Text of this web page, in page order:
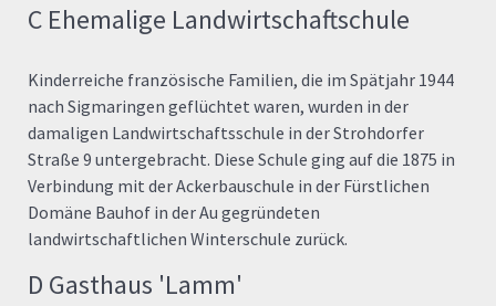
C Ehemalige Landwirtschaftschule
Kinderreiche französische Familien, die im Spätjahr 1944
nach Sigmaringen geflüchtet waren, wurden in der
damaligen Landwirtschaftsschule in der Strohdorfer
Straße 9 untergebracht. Diese Schule ging auf die 1875 in
Verbindung mit der Ackerbauschule in der Fürstlichen
Domäne Bauhof in der Au gegründeten
landwirtschaftlichen Winterschule zurück.
D Gasthaus 'Lamm'